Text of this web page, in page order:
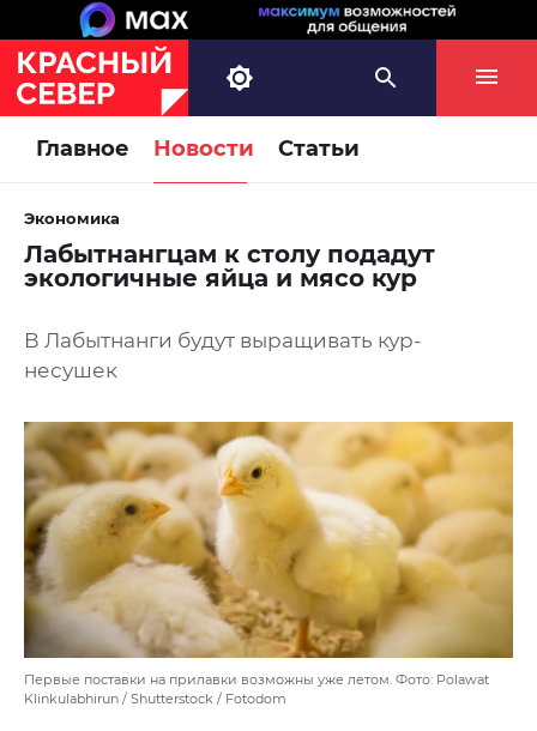
Главное Новости Статьи
Экономика
Лабытнангцам к столу подадут
экологичные яйца и мясо кур
В Лабытнанги будут выращивать кур-
несушек
Первые поставки на прилавки возможны уже летом. Фото: Polawat
Klinkulabhirun / Shutterstock / Fotodom